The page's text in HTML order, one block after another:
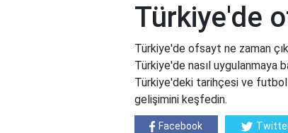
Türkiye'de
Türkiye'de ofsayt ne zaman
Türkiye'de nasıl uygulanmaya
Türkiye'deki tarihçesi ve
gelişimini keşfedin.
Facebook